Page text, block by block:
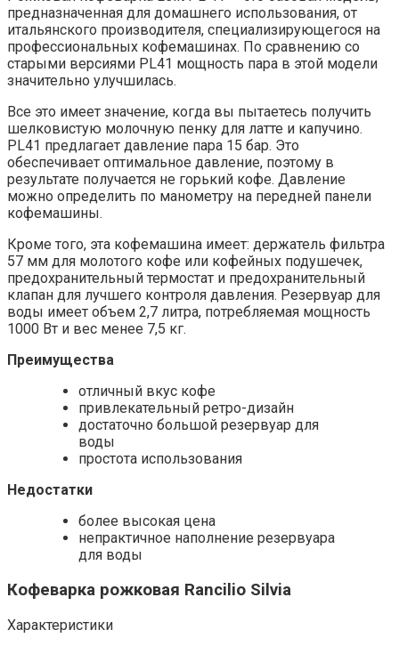
предназначенная для домашнего использования, от
итальянского производителя, специализирующегося на
профессиональных кофемашинах. По сравнению со
старыми версиями PL41 мощность пара в этой модели
значительно улучшилась.
Все это имеет значение, когда вы пытаетесь получить
шелковистую молочную пенку для латте и капучино.
PL41 предлагает давление пара 15 бар. Это
обеспечивает оптимальное давление, поэтому в
результате получается не горький кофе. Давление
можно определить по манометру на передней панели
кофемашины.
Кроме того, эта кофемашина имеет: держатель фильтра
57 мм для молотого кофе или кофейных подушечек,
предохранительный термостат и предохранительный
клапан для лучшего контроля давления. Резервуар для
воды имеет объем 2,7 литра, потребляемая мощность
1000 Вт и вес менее 7,5 кг.
Преимущества
отличный вкус кофе
привлекательный ретро-дизайн
достаточно большой резервуар для
воды
простота использования
Недостатки
более высокая цена
непрактичное наполнение резервуара
для воды
Кофеварка рожковая Rancilio Silvia
Характеристики